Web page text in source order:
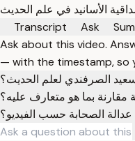
Transcript
Ask
Ask about this video.
— with the timestamp, so
الصرفندي لعلم الحديث؟
مقارنة بما هو متعارف عليه؟
الصحابة حسب الفيديو؟